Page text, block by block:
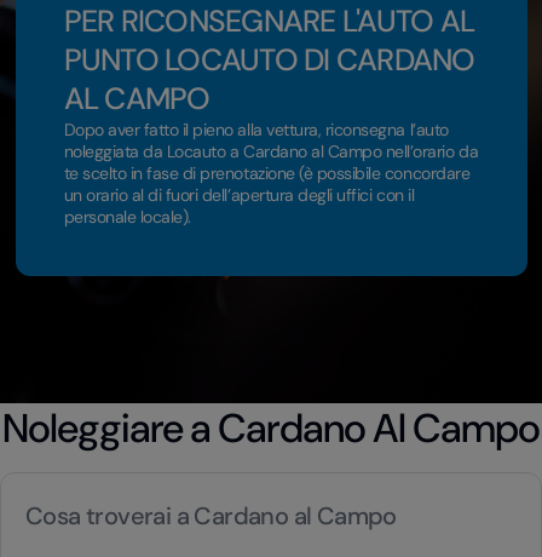
PER RICONSEGNARE L'AUTO AL
PUNTO LOCAUTO DI CARDANO
AL CAMPO
Dopo aver fatto il pieno alla vettura, riconsegna l’auto
noleggiata da Locauto a Cardano al Campo nell’orario da
te scelto in fase di prenotazione (è possibile concordare
un orario al di fuori dell’apertura degli uffici con il
personale locale).
Noleggiare a Cardano Al Campo
Cosa troverai a Cardano al Campo